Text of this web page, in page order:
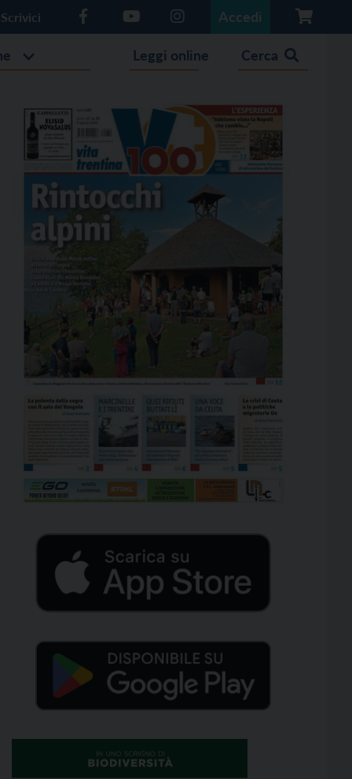
Scrivici Accedi
Leggi online Cerca